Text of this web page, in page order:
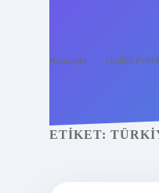
Anasayfa Gizlilik
ETIKET: